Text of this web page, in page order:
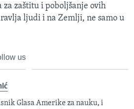
zaštitu i poboljšanje ovih
ljudi i na Zemlji, ne samo u
us
Glasa Amerike za nauku, i